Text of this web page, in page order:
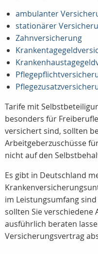
ambulanter
stationärer
Zahnversicherung
Tarife mit
besonders für
versichert sind, sollten
Arbeitgeberzuschüsse
nicht auf den
Es gibt in Deutschland
im Leistungsumfang
sollten Sie verschiedene
ausführlich beraten
Versicherungsvertrag